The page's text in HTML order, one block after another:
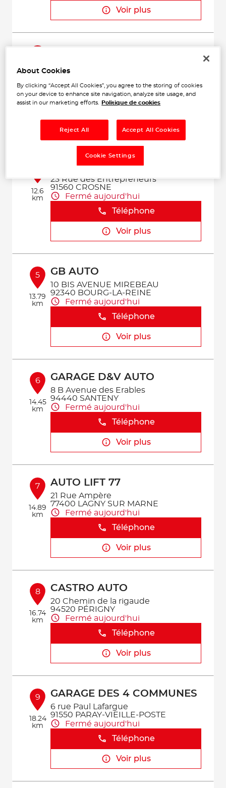
Voir plus
km
171 AVENUE DE LA REPUBLIQUE
94290 VILLEJUIF
Fermé aujourd'hui
Téléphone
12.6
km
VAL AUTO PLUS
23 Rue des Entrepreneurs
91560 CROSNE
Fermé aujourd'hui
Téléphone
Voir plus
5
13.79
km
GB AUTO
10 BIS AVENUE MIREBEAU
92340 BOURG-LA-REINE
Fermé aujourd'hui
Téléphone
Voir plus
6
14.45
km
GARAGE D&V AUTO
8 B Avenue des Erables
94440 SANTENY
Fermé aujourd'hui
Téléphone
Voir plus
7
14.89
km
AUTO LIFT 77
21 Rue Ampère
77400 LAGNY SUR MARNE
Fermé aujourd'hui
Téléphone
Voir plus
8
16.74
km
CASTRO AUTO
20 Chemin de la rigaude
94520 PÉRIGNY
Fermé aujourd'hui
Téléphone
Voir plus
9
18.24
km
GARAGE DES 4 COMMUNES
6 rue Paul Lafargue
91550 PARAY-VIEILLE-POSTE
Fermé aujourd'hui
Téléphone
Voir plus
About Cookies
By clicking “Accept All Cookies”, you agree to the storing of cookies
on your device to enhance site navigation, analyze site usage, and
assist in our marketing efforts.
Politique de cookies
Reject All Accept All Cookies
Cookie Settings